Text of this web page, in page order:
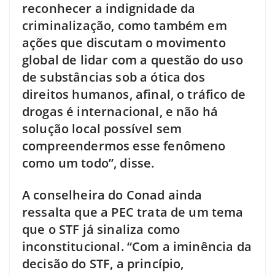
reconhecer a indignidade da
criminalização, como também em
ações que discutam o movimento
global de lidar com a questão do uso
de substâncias sob a ótica dos
direitos humanos, afinal, o tráfico de
drogas é internacional, e não há
solução local possível sem
compreendermos esse fenômeno
como um todo”, disse.
A conselheira do Conad ainda
ressalta que a PEC trata de um tema
que o STF já sinaliza como
inconstitucional. “Com a iminência da
decisão do STF, a princípio,